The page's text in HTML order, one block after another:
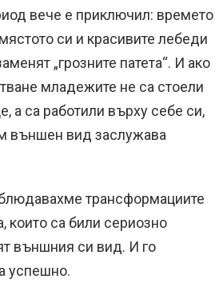
вече е приключил: времето
си и красивите лебеди
„грозните патета“. И ако
младежите не са стоели
а са работили върху себе си,
външен вид заслужава
трансформациите
които са били сериозно
външния си вид. И го
успешно.